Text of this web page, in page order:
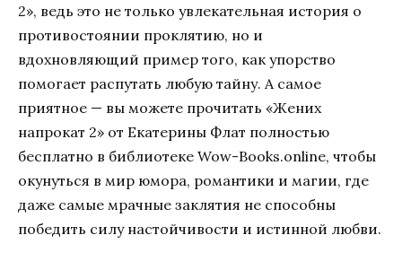
2», ведь это не только увлекательная история о
противостоянии проклятию, но и
вдохновляющий пример того, как упорство
помогает распутать любую тайну. А самое
приятное — вы можете прочитать «Жених
напрокат 2» от Екатерины Флат полностью
бесплатно в библиотеке Wow-Books.online, чтобы
окунуться в мир юмора, романтики и магии, где
даже самые мрачные заклятия не способны
победить силу настойчивости и истинной любви.